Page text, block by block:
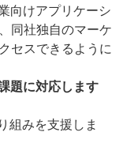
向けアプリケーシ
同社独自のマーケ
セスできるように
題に対応します
組みを支援しま